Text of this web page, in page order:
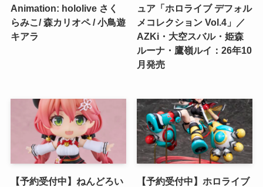
Animation: hololive さく
らみこ/ 森カリオペ / 小鳥遊
キアラ
ュア「ホロライブ デフォル
メコレクション Vol.4」／
AZKi・大空スバル・姫森
ルーナ・鷹嶺ルイ：26年10
月発売
【予約受付中】ねんどろい
【予約受付中】ホロライブ